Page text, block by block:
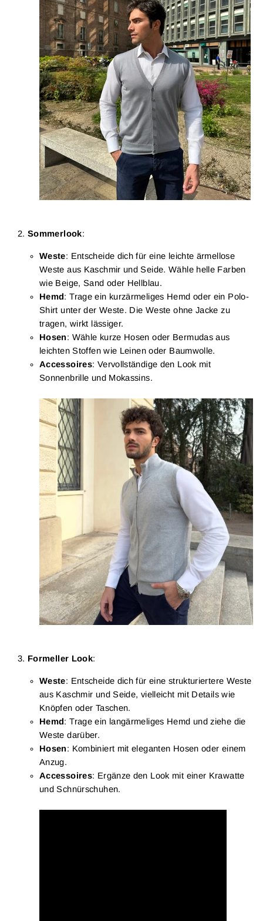
Sommerlook:
Weste: Entscheide dich für eine leichte ärmellose
Weste aus Kaschmir und Seide. Wähle helle Farben
wie Beige, Sand oder Hellblau.
Hemd: Trage ein kurzärmeliges Hemd oder ein Polo-
Shirt unter der Weste. Die Weste ohne Jacke zu
tragen, wirkt lässiger.
Hosen: Wähle kurze Hosen oder Bermudas aus
leichten Stoffen wie Leinen oder Baumwolle.
Accessoires: Vervollständige den Look mit
Sonnenbrille und Mokassins.
Formeller Look:
Weste: Entscheide dich für eine strukturiertere Weste
aus Kaschmir und Seide, vielleicht mit Details wie
Knöpfen oder Taschen.
Hemd: Trage ein langärmeliges Hemd und ziehe die
Weste darüber.
Hosen: Kombiniert mit eleganten Hosen oder einem
Anzug.
Accessoires: Ergänze den Look mit einer Krawatte
und Schnürschuhen.